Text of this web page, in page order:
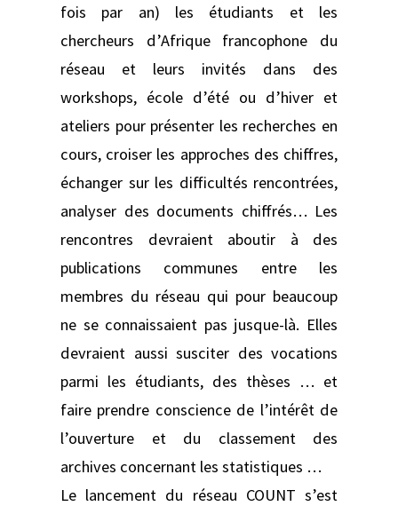
fois par an) les étudiants et les
chercheurs d’Afrique francophone du
réseau et leurs invités dans des
workshops, école d’été ou d’hiver et
ateliers pour présenter les recherches en
cours, croiser les approches des chiffres,
échanger sur les difficultés rencontrées,
analyser des documents chiffrés… Les
rencontres devraient aboutir à des
publications communes entre les
membres du réseau qui pour beaucoup
ne se connaissaient pas jusque-là. Elles
devraient aussi susciter des vocations
parmi les étudiants, des thèses … et
faire prendre conscience de l’intérêt de
l’ouverture et du classement des
archives concernant les statistiques …
Le lancement du réseau COUNT s’est